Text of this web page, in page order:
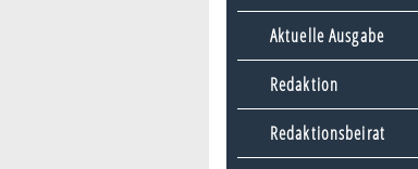
Aktuelle Ausgabe
Redaktion
Redaktionsbeirat